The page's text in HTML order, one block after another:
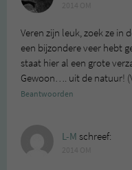
Veren zijn leuk, zoek ze in
een bijzondere veer hebt
staat hier al een grote
Gewoon…. uit de natuur!
Beantwoorden
L-M schreef: